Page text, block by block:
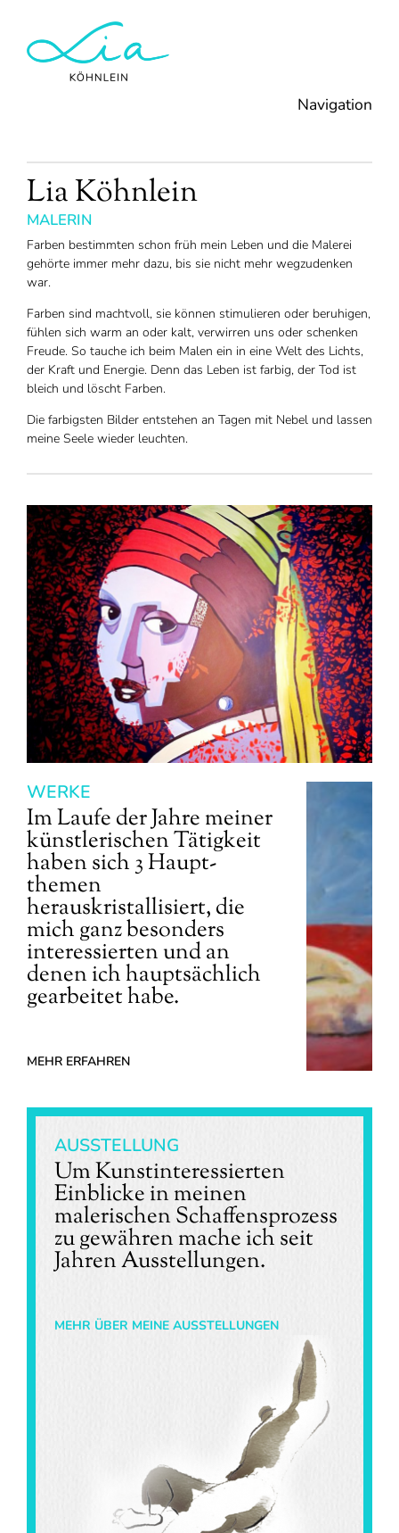
Navigation
Lia Köhnlein
MALERIN
Farben bestimmten schon früh mein Leben und die Malerei
gehörte immer mehr dazu, bis sie nicht mehr wegzudenken
war.
Farben sind machtvoll, sie können stimulieren oder beruhigen,
fühlen sich warm an oder kalt, verwirren uns oder schenken
Freude. So tauche ich beim Malen ein in eine Welt des Lichts,
der Kraft und Energie. Denn das Leben ist farbig, der Tod ist
bleich und löscht Farben.
Die farbigsten Bilder entstehen an Tagen mit Nebel und lassen
meine Seele wieder leuchten.
WERKE
Im Laufe der Jahre meiner
künstlerischen Tätigkeit
haben sich 3 Haupt­
themen
herauskristallisiert, die
mich ganz besonders
interessierten und an
denen ich hauptsächlich
gearbeitet habe.
MEHR ERFAHREN
AUSSTELLUNG
Um Kunst­interessierten
Einblicke in meinen
malerischen Schaffens­prozess
zu gewähren mache ich seit
Jahren Ausstellungen.
MEHR ÜBER MEINE AUSSTELLUNGEN